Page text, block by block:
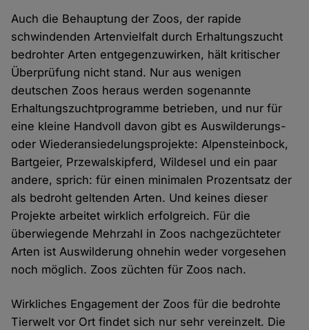
Auch die Behauptung der Zoos, der rapide
schwindenden Artenvielfalt durch Erhaltungszucht
bedrohter Arten entgegenzuwirken, hält kritischer
Überprüfung nicht stand. Nur aus wenigen
deutschen Zoos heraus werden sogenannte
Erhaltungszuchtprogramme betrieben, und nur für
eine kleine Handvoll davon gibt es Auswilderungs-
oder Wiederansiedelungsprojekte: Alpensteinbock,
Bartgeier, Przewalskipferd, Wildesel und ein paar
andere, sprich: für einen minimalen Prozentsatz der
als bedroht geltenden Arten. Und keines dieser
Projekte arbeitet wirklich erfolgreich. Für die
überwiegende Mehrzahl in Zoos nachgezüchteter
Arten ist Auswilderung ohnehin weder vorgesehen
noch möglich. Zoos züchten für Zoos nach.
Wirkliches Engagement der Zoos für die bedrohte
Tierwelt vor Ort findet sich nur sehr vereinzelt. Die